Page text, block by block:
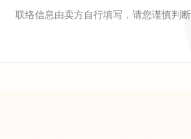
联络信息由卖方自行填写，请您谨慎判